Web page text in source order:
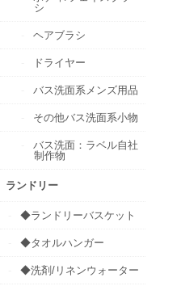
シ
ヘアブラシ
ドライヤー
バス洗面系メンズ用品
その他バス洗面系小物
バス洗面：ラベル自社
制作物
ランドリー
◆ランドリーバスケット
◆タオルハンガー
◆洗剤/リネンウォーター